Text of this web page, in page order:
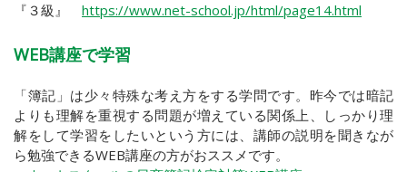
『３級』 https://www.net-school.jp/html/page14.html
WEB講座で学習
「簿記」は少々特殊な考え方をする学問です。昨今では暗記
よりも理解を重視する問題が増えている関係上、しっかり理
解をして学習をしたいという方には、講師の説明を聞きなが
ら勉強できるWEB講座の方がおススメです。